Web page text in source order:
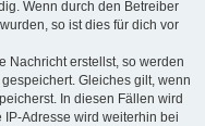
Wenn durch den Betreiber
so ist dies für dich vor
Nachricht erstellst, so werden
Gleiches gilt, wenn
In diesen Fällen wird
Adresse wird weiterhin bei